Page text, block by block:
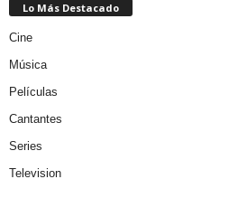
Lo Más Destacado
Cine
Música
Películas
Cantantes
Series
Television